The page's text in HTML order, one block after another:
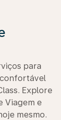
para
Explore
Viagem e
mesmo.